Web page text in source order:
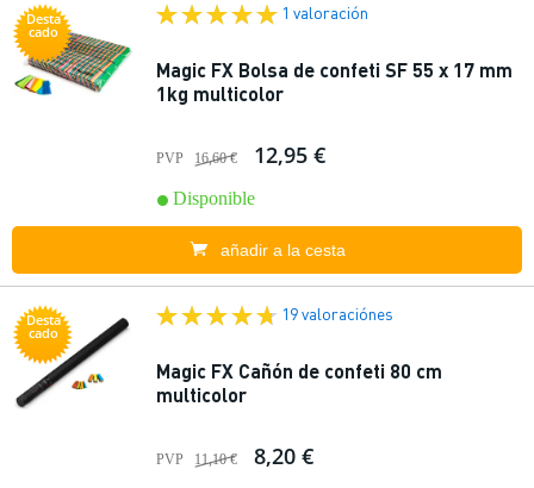
Desta
cado
1 valoración
Magic FX Bolsa de confeti SF 55 x 17 mm
1kg multicolor
PVP 16,60 € 12,95 €
Disponible
añadir a la cesta
Desta
cado
19 valoraciónes
Magic FX Cañón de confeti 80 cm
multicolor
PVP 11,10 € 8,20 €